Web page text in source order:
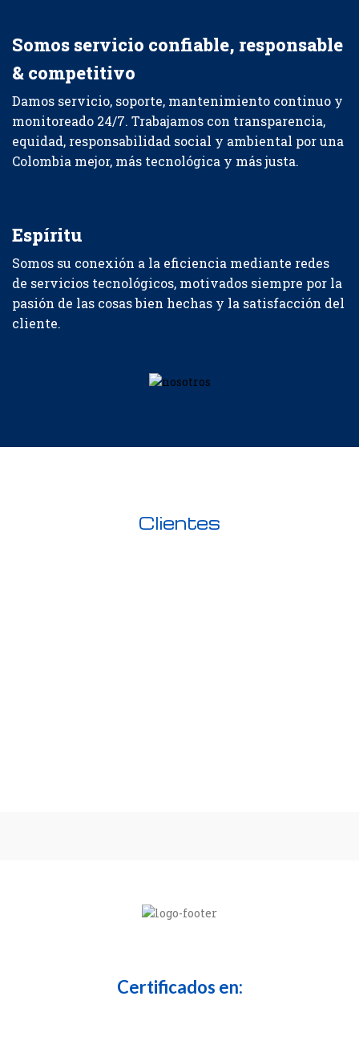
Somos servicio confiable, responsable
& competitivo
Damos servicio, soporte, mantenimiento continuo y
monitoreado 24/7. Trabajamos con transparencia,
equidad, responsabilidad social y ambiental por una
Colombia mejor, más tecnológica y más justa.
Espíritu
Somos su conexión a la eficiencia mediante redes
de servicios tecnológicos, motivados siempre por la
pasión de las cosas bien hechas y la satisfacción del
cliente.
Clientes
Certificados en: